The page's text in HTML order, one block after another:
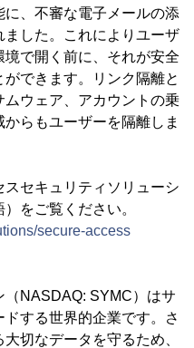
、不審な電子メールの添
した。これによりユーザ
で開く前に、それが安全
できます。リンク隔離と
ウェア、アカウントの乗
らもユーザーを隔離しま
セキュリティソリューシ
をご覧ください。
secure-access
（NASDAQ: SYMC）はサ
する世界的企業です。さ
切なデータを守るため、